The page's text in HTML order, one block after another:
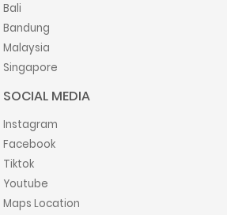
Bali
Bandung
Malaysia
Singapore
SOCIAL MEDIA
Instagram
Facebook
Tiktok
Youtube
Maps Location